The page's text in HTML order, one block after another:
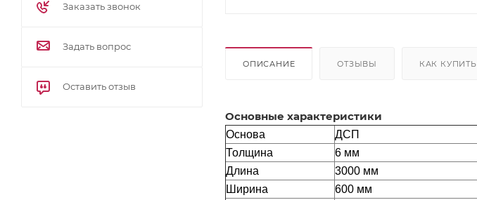
ОПИСАНИЕ ОТЗЫВЫ КАК КУПИТЬ
Основные характеристики
Основа
ДСП
Толщина
6 мм
Длина
3000 мм
Ширина
600 мм
Заказать звонок
Задать вопрос
Оставить отзыв